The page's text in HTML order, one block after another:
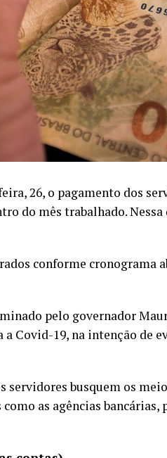
26, o pagamento dos
do mês trabalhado.
conforme cronograma
pelo governador
Covid-19, na intenção de
servidores busquem os
as agências bancárias,